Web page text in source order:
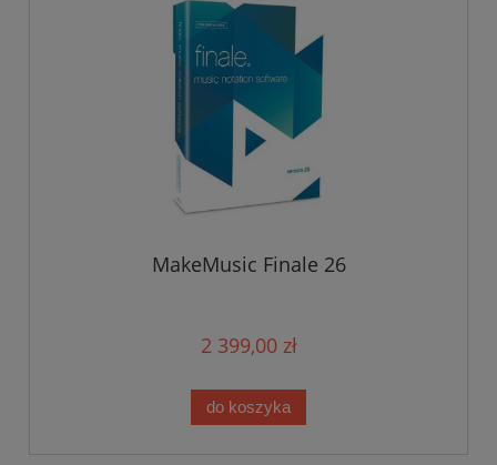
MakeMusic Finale 26
2 399,00 zł
do koszyka